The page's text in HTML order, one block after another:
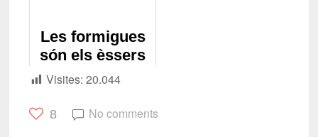
Les formigues
són els èssers
més semblants
Visites: 20.044
8 No comments